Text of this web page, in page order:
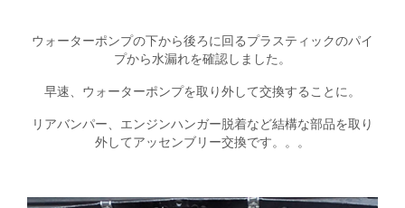
ウォーターポンプの下から後ろに回るプラスティックのパイ
プから水漏れを確認しました。
早速、ウォーターポンプを取り外して交換することに。
リアバンパー、エンジンハンガー脱着など結構な部品を取り
外してアッセンブリー交換です。。。